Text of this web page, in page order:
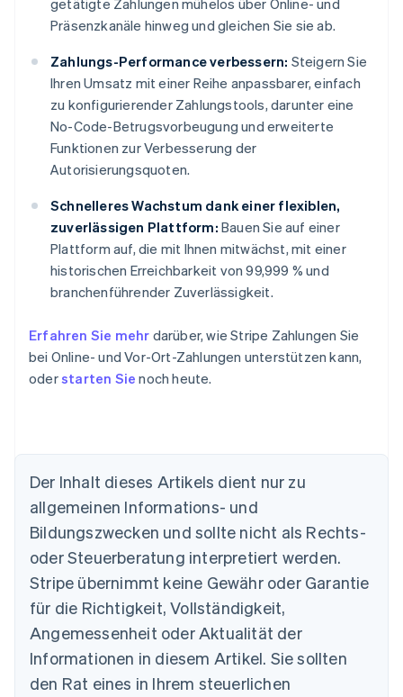
getätigte Zahlungen mühelos über Online- und
Präsenzkanäle hinweg und gleichen Sie sie ab.
Zahlungs-Performance verbessern: Steigern Sie
Ihren Umsatz mit einer Reihe anpassbarer, einfach
zu konfigurierender Zahlungstools, darunter eine
No-Code-Betrugsvorbeugung und erweiterte
Funktionen zur Verbesserung der
Autorisierungsquoten.
Schnelleres Wachstum dank einer flexiblen,
zuverlässigen Plattform: Bauen Sie auf einer
Plattform auf, die mit Ihnen mitwächst, mit einer
historischen Erreichbarkeit von 99,999 % und
branchenführender Zuverlässigkeit.
Erfahren Sie mehr darüber, wie Stripe Zahlungen Sie
bei Online- und Vor-Ort-Zahlungen unterstützen kann,
oderstarten Sie noch heute.
Der Inhalt dieses Artikels dient nur zu
allgemeinen Informations- und
Bildungszwecken und sollte nicht als Rechts-
oder Steuerberatung interpretiert werden.
Stripe übernimmt keine Gewähr oder Garantie
für die Richtigkeit, Vollständigkeit,
Angemessenheit oder Aktualität der
Informationen in diesem Artikel. Sie sollten
den Rat eines in Ihrem steuerlichen
Australien
English
Nederlands FrançaisDeutschEnglish
Brasilien
English
Bulgarien
English
Dänemark